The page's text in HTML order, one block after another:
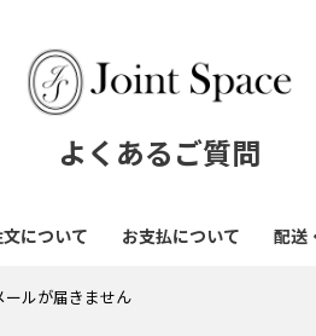
よくあるご質問
文について お支払について 配送
ールが届きません